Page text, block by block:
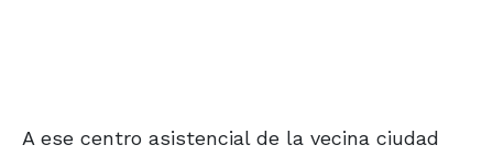
A ese centro asistencial de la vecina ciudad